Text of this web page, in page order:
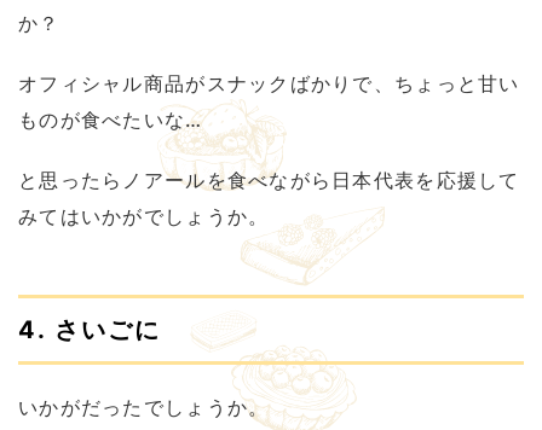
か？
オフィシャル商品がスナックばかりで、ちょっと甘い
ものが食べたいな…
と思ったらノアールを食べながら日本代表を応援して
みてはいかがでしょうか。
4. さいごに
いかがだったでしょうか。